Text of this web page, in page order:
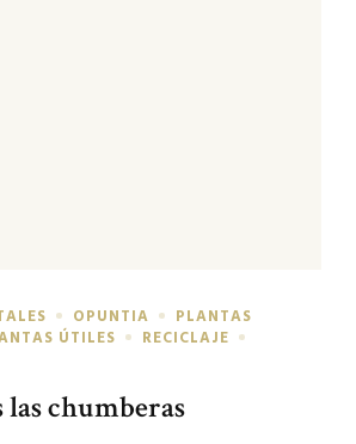
OPUNTIA
PLANTAS
ÚTILES
RECICLAJE
las chumberas